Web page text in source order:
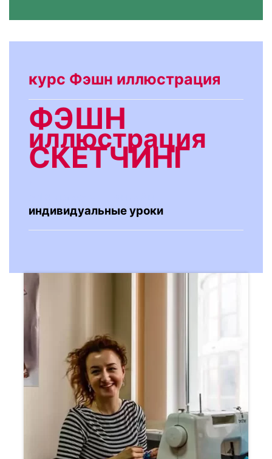
курс Фэшн иллюстрация
ФЭШН
иллюстрация
СКЕТЧИНГ
индивидуальные уроки